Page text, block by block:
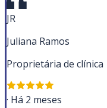
JR
Juliana Ramos
Proprietária de clínica
· Há 2 meses